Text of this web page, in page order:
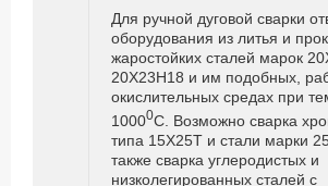
Для ручной дуговой сварки
оборудования из литья и
жаростойких сталей марок
20Х23Н18 и им подобных,
окислительных средах при
10000С. Возможно сварка
типа 15Х25Т и стали марки
также сварка углеродистых и
низколегированных сталей с